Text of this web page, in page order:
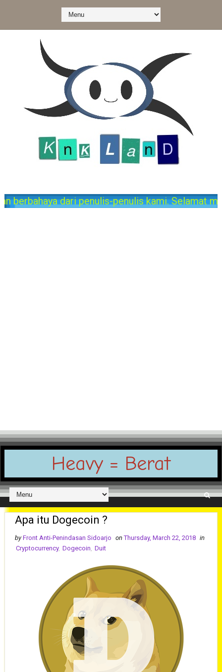
dari penulis-penulis kami. Selamat menikmati
Heavy = Berat
Apa itu Dogecoin ?
by Front Anti-Penindasan Sidoarjo on Thursday, March 22, 2018 in
Cryptocurrency, Dogecoin, Duit